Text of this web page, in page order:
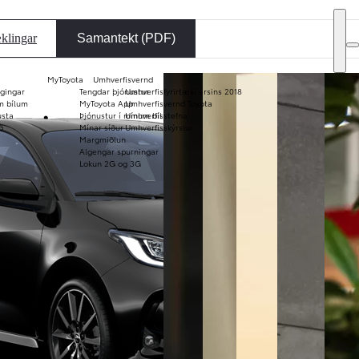
Verð og
bæklingar
bílum
MyToyota
Tengdar þjónustur
MyToyota App
Þjónustur í mínum bíl
Mínar síður
Margmiðlun
Algengar spurningar
Lokun 2G og 3G
Umhverfisvernd
Umhverfisfyrirtæki ársins 2018
Umhverfisvernd Toyota
Umhverfisstefna
Umhverfisskýrslur
Samantekt (PDF)